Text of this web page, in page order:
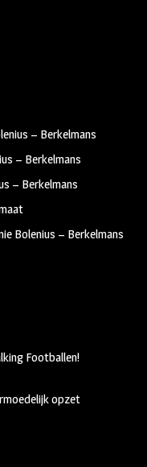
– Berkelmans
– Berkelmans
– Berkelmans
Bolenius – Berkelmans
Footballen!
opzet